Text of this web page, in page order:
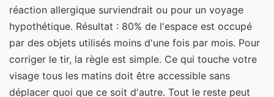
réaction allergique surviendrait ou pour un voyage
hypothétique. Résultat : 80% de l'espace est occupé
par des objets utilisés moins d'une fois par mois. Pour
corriger le tir, la règle est simple. Ce qui touche votre
visage tous les matins doit être accessible sans
déplacer quoi que ce soit d'autre. Tout le reste peut